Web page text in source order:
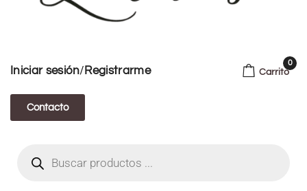
Iniciar sesión/ Registrarme
Contacto
Carrito
0